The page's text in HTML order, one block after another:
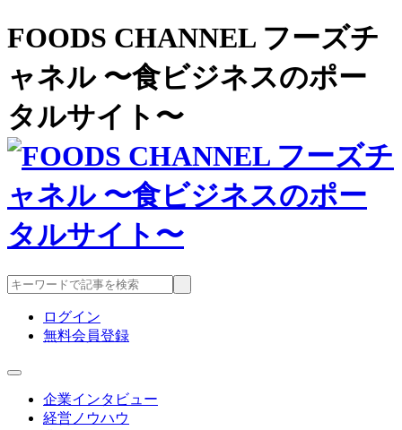
FOODS CHANNEL フーズチ
ャネル 〜食ビジネスのポー
タルサイト〜
ログイン
無料会員登録
企業インタビュー
経営ノウハウ